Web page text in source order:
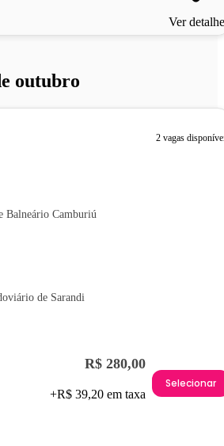
Ver
outubro
2 vagas
Balneário Camburiú
de Sarandi
R$ 280,00
+R$ 39,20 em taxa
Selecionar